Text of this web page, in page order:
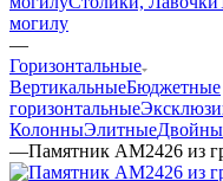
могилу
—
Горизонтальные
ВертикальныеБюджетные
горизонтальные
КолонныЭлитные
—Памятник AM2426 из